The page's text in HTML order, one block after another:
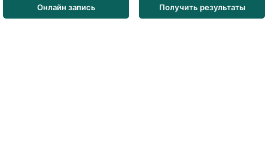
Онлайн запись Получить результаты